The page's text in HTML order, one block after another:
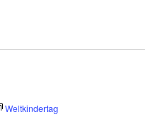
Weltkindertag